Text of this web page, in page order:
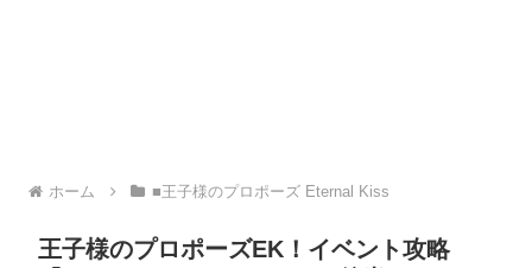
ホーム ■王子様のプロポーズ Eternal Kiss
王子様のプロポーズEK！イベント攻略